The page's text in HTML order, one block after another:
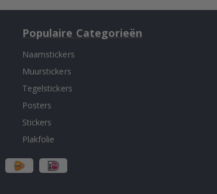
Populaire Categorieën
Naamstickers
Muurstickers
Tegelstickers
Posters
Stickers
Plakfolie